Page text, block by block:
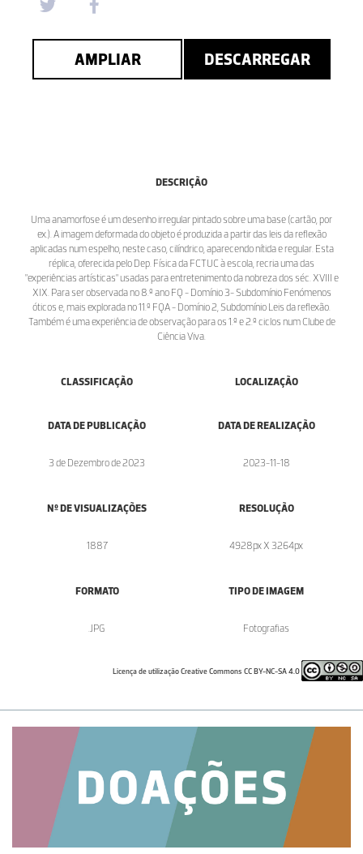
AMPLIAR DESCARREGAR
DESCRIÇÃO
Uma anamorfose é um desenho irregular pintado sobre uma base (cartão, por
ex.). A imagem deformada do objeto é produzida a partir das leis da reflexão
aplicadas num espelho, neste caso, cilíndrico, aparecendo nítida e regular. Esta
réplica, oferecida pelo Dep. Física da FCTUC à escola, recria uma das
"experiências artísticas" usadas para entretenimento da nobreza dos séc. XVIII e
XIX. Para ser observada no 8.º ano FQ - Domínio 3- Subdomínio Fenómenos
óticos e, mais explorada no 11.º FQA - Domínio 2, Subdomínio Leis da reflexão.
Também é uma experiência de observação para os 1.º e 2.º ciclos num Clube de
Ciência Viva.
CLASSIFICAÇÃO LOCALIZAÇÃO
DATA DE PUBLICAÇÃO
3 de Dezembro de 2023
DATA DE REALIZAÇÃO
2023-11-18
Nº DE VISUALIZAÇÕES
1887
RESOLUÇÃO
4928px X 3264px
FORMATO
.JPG
TIPO DE IMAGEM
Fotografias
Licença de utilização Creative Commons CC BY-NC-SA 4.0